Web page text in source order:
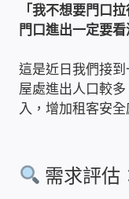
網路建置規
弱電工程-
插卡計費
「我不想要門口
門口進出一定要看
這是近日我們接
屋處進出人口較
入，增加租客安
需求評估